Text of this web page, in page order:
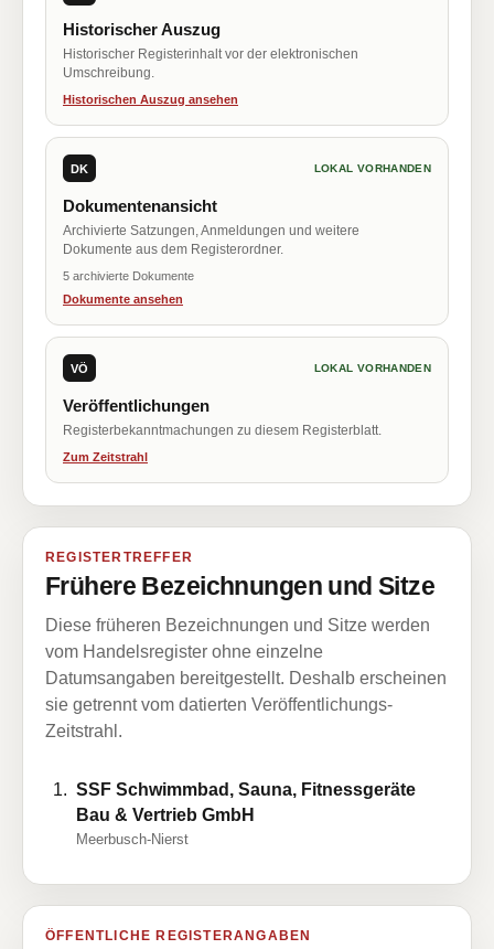
Historischer Auszug
Historischer Registerinhalt vor der elektronischen
Umschreibung.
Historischen Auszug ansehen
DK LOKAL VORHANDEN
Dokumentenansicht
Archivierte Satzungen, Anmeldungen und weitere
Dokumente aus dem Registerordner.
5 archivierte Dokumente
Dokumente ansehen
VÖ LOKAL VORHANDEN
Veröffentlichungen
Registerbekanntmachungen zu diesem Registerblatt.
Zum Zeitstrahl
REGISTERTREFFER
Frühere Bezeichnungen und Sitze
Diese früheren Bezeichnungen und Sitze werden
vom Handelsregister ohne einzelne
Datumsangaben bereitgestellt. Deshalb erscheinen
sie getrennt vom datierten Veröffentlichungs-
Zeitstrahl.
SSF Schwimmbad, Sauna, Fitnessgeräte
Bau & Vertrieb GmbH
Meerbusch-Nierst
ÖFFENTLICHE REGISTERANGABEN